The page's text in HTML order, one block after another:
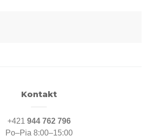
Kontakt
+421 944 762 796
Po–Pia 8:00–15:00